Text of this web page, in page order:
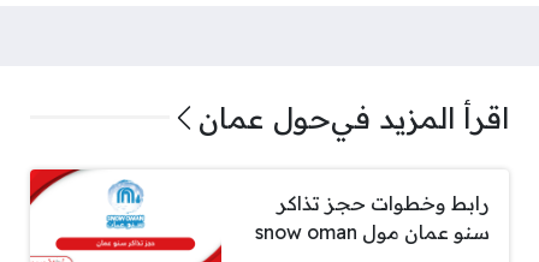
اقرأ المزيد فيحول عمان
رابط وخطوات حجز تذاكر
سنو عمان مول snow oman